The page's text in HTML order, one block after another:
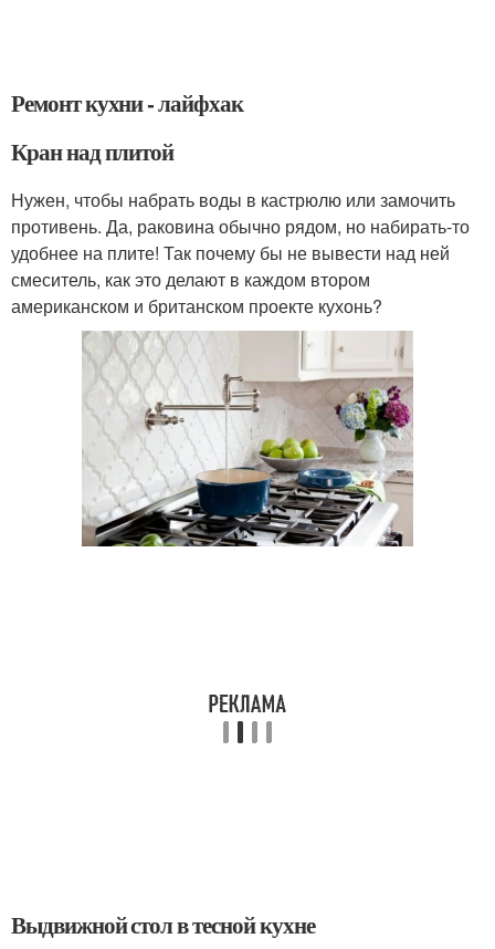
Ремонт кухни - лайфхак
Кран над плитой
Нужен, чтобы набрать воды в кастрюлю или замочить
противень. Да, раковина обычно рядом, но набирать-то
удобнее на плите! Так почему бы не вывести над ней
смеситель, как это делают в каждом втором
американском и британском проекте кухонь?
Выдвижной стол в тесной кухне